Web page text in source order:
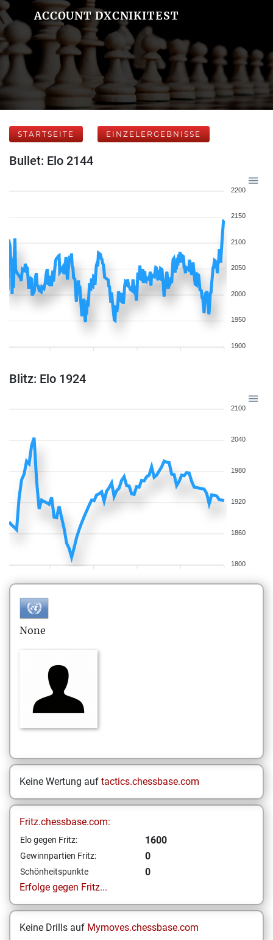
ACCOUNT DXCNIKITEST
STARTSEITE EINZELERGEBNISSE
Bullet: Elo 2144
2200
2150
2100
2050
2000
1950
1900
Blitz: Elo 1924
2100
2040
1980
1920
1860
1800
None
Keine Wertung auf tactics.chessbase.com
Fritz.chessbase.com:
Elo gegen Fritz: 1600
Gewinnpartien Fritz: 0
Schönheitspunkte
0
Erfolge gegen Fritz...
Keine Drills auf Mymoves.chessbase.com